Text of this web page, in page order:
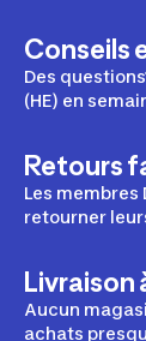
Conseils
Des
(HE) en
Retours
Les
retourner
Livraison
Aucun
achats